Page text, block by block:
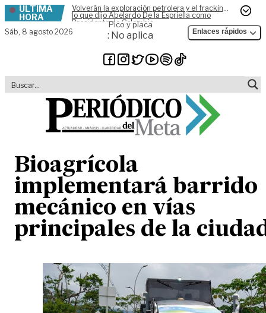
Skip to content
ÚLTIMA
HORA
Volverán la exploración petrolera y el fracking,
lo que dijo Abelardo De la Espriella como
Presidente de Colombia
Sáb, 8 agosto 2026
Pico y placa
: No aplica Enlaces rápidos
Bioagrícola
implementará barrido
mecánico en vías
principales de la